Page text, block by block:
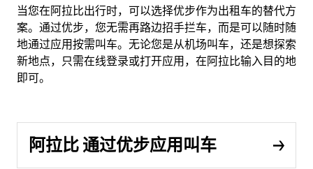
当您在阿拉比出行时，可以选择优步作为出租车的替代方
案。通过优步，您无需再路边招手拦车，而是可以随时随
地通过应用按需叫车。无论您是从机场叫车，还是想探索
新地点，只需在线登录或打开应用，在阿拉比输入目的地
即可。
阿拉比 通过优步应用叫车